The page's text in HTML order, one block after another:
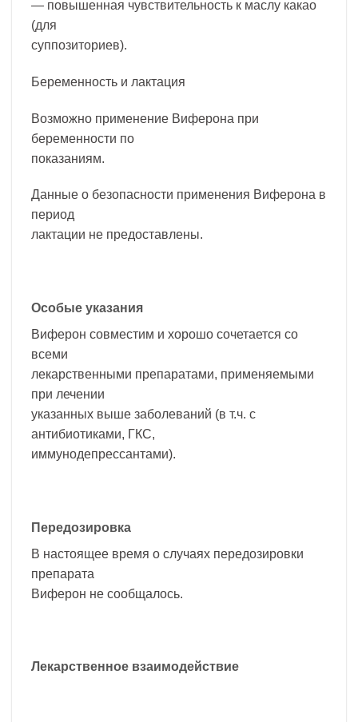
— повышенная чувствительность к маслу какао
(для
суппозиториев).
Беременность и лактация
Возможно применение Виферона при
беременности по
показаниям.
Данные о безопасности применения Виферона в
период
лактации не предоставлены.
Особые указания
Виферон совместим и хорошо сочетается со
всеми
лекарственными препаратами, применяемыми
при лечении
указанных выше заболеваний (в т.ч. с
антибиотиками, ГКС,
иммунодепрессантами).
Передозировка
В настоящее время о случаях передозировки
препарата
Виферон не сообщалось.
Лекарственное взаимодействие